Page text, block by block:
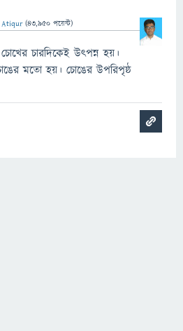
Atiqur (43,950 পয়েন্ট)
চারদিকেই উৎপন্ন হয়।
মতো হয়। চোঙের উপরিপৃষ্ঠ